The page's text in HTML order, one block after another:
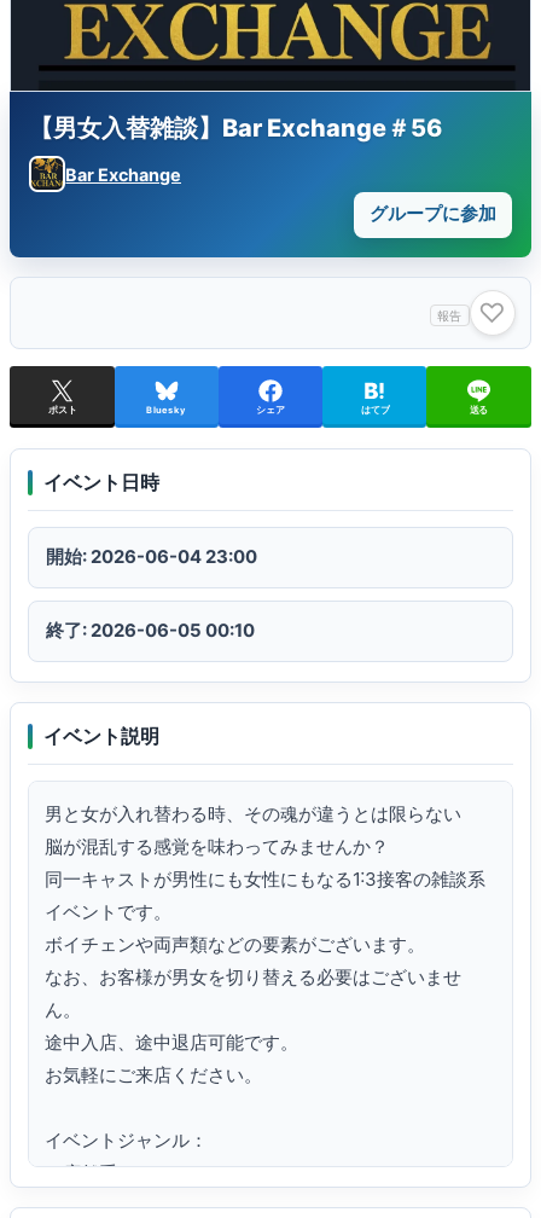
【男女入替雑談】Bar Exchange＃56
Bar Exchange
グループに参加
報告 ♡
ポスト Bluesky シェア はてブ 送る
イベント日時
開始: 2026-06-04 23:00
終了: 2026-06-05 00:10
イベント説明
男と女が入れ替わる時、その魂が違うとは限らない
脳が混乱する感覚を味わってみませんか？
同一キャストが男性にも女性にもなる1˸3接客の雑談系
イベントです。
ボイチェンや両声類などの要素がございます。
なお、お客様が男女を切り替える必要はございませ
ん。
途中入店、途中退店可能です。
お気軽にご来店ください。
イベントジャンル：
・店舗系イベント
・定期イベント